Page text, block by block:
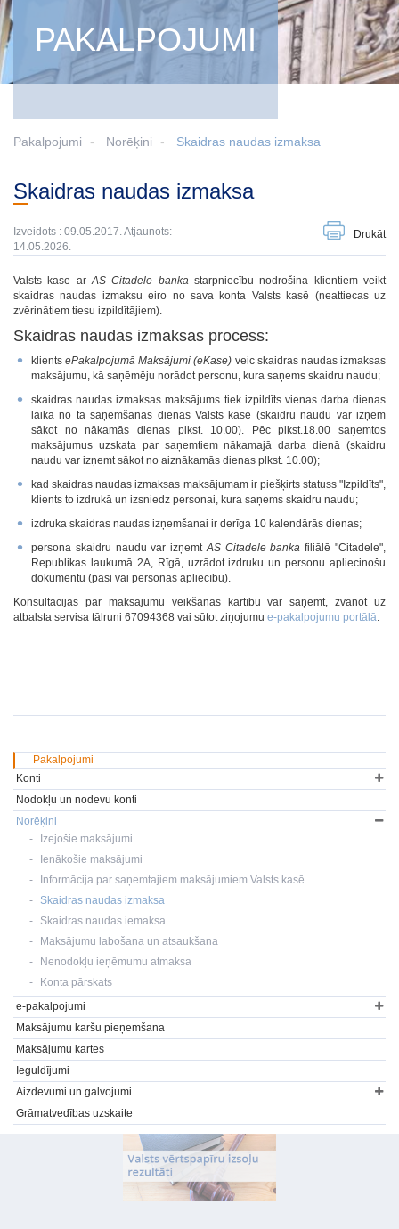
PAKALPOJUMI
Pakalpojumi Norēķini Skaidras naudas izmaksa
Skaidras naudas izmaksa
Izveidots : 09.05.2017. Atjaunots:
14.05.2026.
Drukāt
Valsts kase arAS Citadele bankastarpniecību nodrošina klientiem veikt
skaidras naudas izmaksu eiro no sava konta Valsts kasē (neattiecas uz
zvērinātiem tiesu izpildītājiem).
Skaidras naudas izmaksas process:
klientsePakalpojumā Maksājumi (eKase) veic skaidras naudas izmaksas
maksājumu, kā saņēmēju norādot personu, kura saņems skaidru naudu;
skaidras naudas izmaksas maksājums tiek izpildīts vienas darba dienas
laikā no tā saņemšanas dienas Valsts kasē (skaidru naudu var izņem
sākot no nākamās dienas plkst. 10.00). Pēc plkst.18.00 saņemtos
maksājumus uzskata par saņemtiem nākamajā darba dienā (skaidru
naudu var izņemt sākot no aiznākamās dienas plkst. 10.00);
kad skaidras naudas izmaksas maksājumam ir piešķirts statuss "Izpildīts",
klients to izdrukā un izsniedz personai, kura saņems skaidru naudu;
izdruka skaidras naudas izņemšanai ir derīga 10 kalendārās dienas;
persona skaidru naudu var izņemtAS Citadele banka filiālē "Citadele",
Republikas laukumā 2A, Rīgā, uzrādot izdruku un personu apliecinošu
dokumentu (pasi vai personas apliecību).
Konsultācijas par maksājumu veikšanas kārtību var saņemt, zvanot uz
atbalsta servisa tālruni 67094368 vai sūtot ziņojumu e-pakalpojumu portālā.
Pakalpojumi
Konti
Nodokļu un nodevu konti
Norēķini
Izejošie maksājumi
Ienākošie maksājumi
Informācija par saņemtajiem maksājumiem Valsts kasē
Skaidras naudas izmaksa
Skaidras naudas iemaksa
Maksājumu labošana un atsaukšana
Nenodokļu ieņēmumu atmaksa
Konta pārskats
e-pakalpojumi
Maksājumu karšu pieņemšana
Maksājumu kartes
Ieguldījumi
Aizdevumi un galvojumi
Grāmatvedības uzskaite